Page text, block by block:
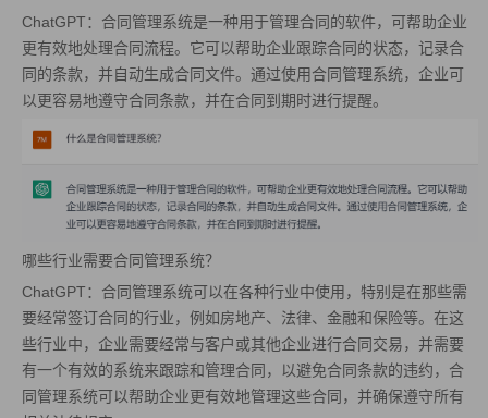
ChatGPT：合同管理系统是一种用于管理合同的软件，可帮助企业
更有效地处理合同流程。它可以帮助企业跟踪合同的状态，记录合
同的条款，并自动生成合同文件。通过使用合同管理系统，企业可
以更容易地遵守合同条款，并在合同到期时进行提醒。
哪些行业需要合同管理系统？
ChatGPT：合同管理系统可以在各种行业中使用，特别是在那些需
要经常签订合同的行业，例如房地产、法律、金融和保险等。在这
些行业中，企业需要经常与客户或其他企业进行合同交易，并需要
有一个有效的系统来跟踪和管理合同，以避免合同条款的违约，合
同管理系统可以帮助企业更有效地管理这些合同，并确保遵守所有